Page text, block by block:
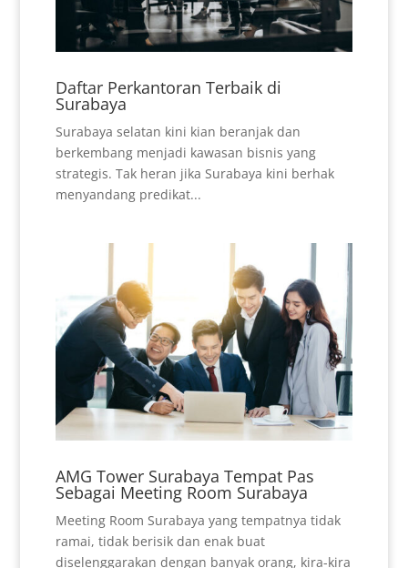
Daftar Perkantoran Terbaik di
Surabaya
Surabaya selatan kini kian beranjak dan
berkembang menjadi kawasan bisnis yang
strategis. Tak heran jika Surabaya kini berhak
menyandang predikat...
AMG Tower Surabaya Tempat Pas
Sebagai Meeting Room Surabaya
Meeting Room Surabaya yang tempatnya tidak
ramai, tidak berisik dan enak buat
diselenggarakan dengan banyak orang, kira-kira